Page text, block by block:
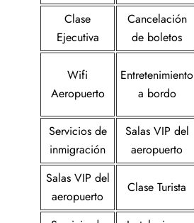
Clase
Ejecutiva
Cancelación
de boletos
Wifi
Aeropuerto
Entretenimiento
a bordo
Servicios de
inmigración
Salas VIP del
aeropuerto
Salas VIP del
aeropuerto
Clase Turista